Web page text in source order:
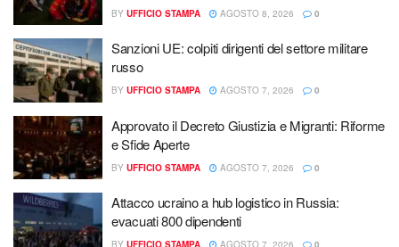
BY UFFICIO STAMPA AGOSTO 8, 2026 0
Sanzioni UE: colpiti dirigenti del settore militare
russo
BY UFFICIO STAMPA AGOSTO 7, 2026 0
Approvato il Decreto Giustizia e Migranti: Riforme
e Sfide Aperte
BY UFFICIO STAMPA AGOSTO 7, 2026 0
Attacco ucraino a hub logistico in Russia:
evacuati 800 dipendenti